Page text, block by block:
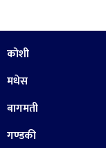
कोशी
मधेस
बागमती
गण्डकी